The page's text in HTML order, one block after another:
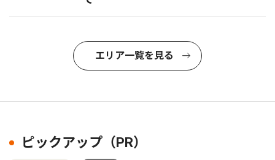
エリア一覧を見る
ピックアップ（PR）